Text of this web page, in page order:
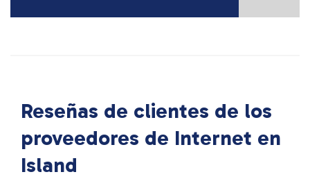
Reseñas de clientes de los
proveedores de Internet en
Island